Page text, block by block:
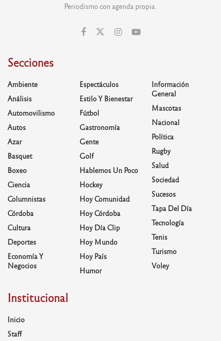
Periodismo con agenda propia.
Secciones
Ambiente
Análisis
Automovilismo
Autos
Azar
Basquet
Boxeo
Ciencia
Columnistas
Córdoba
Cultura
Deportes
Economía Y
Negocios
Espectáculos
Estilo Y Bienestar
Fútbol
Gastronomía
Gente
Golf
Hablemos Un Poco
Hockey
Hoy Comunidad
Hoy Córdoba
Hoy Día Clip
Hoy Mundo
Hoy País
Humor
Información
General
Mascotas
Nacional
Política
Rugby
Salud
Sociedad
Sucesos
Tapa Del Día
Tecnología
Tenis
Turismo
Voley
Institucional
Inicio
Staff